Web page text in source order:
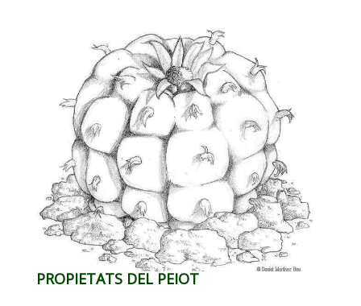
PROPIETATS DEL PEIOT